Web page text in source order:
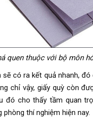
quen thuộc với bộ môn
sẽ có ra kết quả nhanh, đó
chỉ vậy, giấy quỳ còn
đó cho thấy tầm quan
thí nghiệm hiện nay.